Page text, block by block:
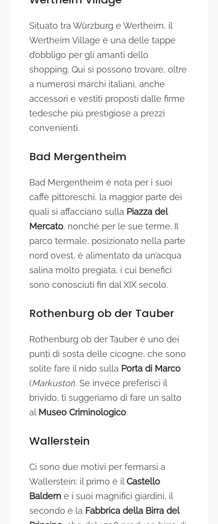
Situato tra Würzburg e Wertheim, il
Wertheim Village è una delle tappe
d’obbligo per gli amanti dello
shopping. Qui si possono trovare, oltre
a numerosi marchi italiani, anche
accessori e vestiti proposti dalle firme
tedesche più prestigiose a prezzi
convenienti.
Bad Mergentheim
Bad Mergentheim è nota per i suoi
caffè pittoreschi, la maggior parte dei
quali si affacciano sulla Piazza del
Mercato, nonché per le sue terme. Il
parco termale, posizionato nella parte
nord ovest, è alimentato da un’acqua
salina molto pregiata, i cui benefici
sono conosciuti fin dal XIX secolo.
Rothenburg ob der Tauber
Rothenburg ob der Tauber è uno dei
punti di sosta delle cicogne, che sono
solite fare il nido sulla Porta di Marco
(Markustor). Se invece preferisci il
brivido, ti suggeriamo di fare un salto
al Museo Criminologico.
Wallerstein
Ci sono due motivi per fermarsi a
Wallerstein: il primo è ilCastello
Baldern e i suoi magnifici giardini, il
secondo è la Fabbrica della Birra del